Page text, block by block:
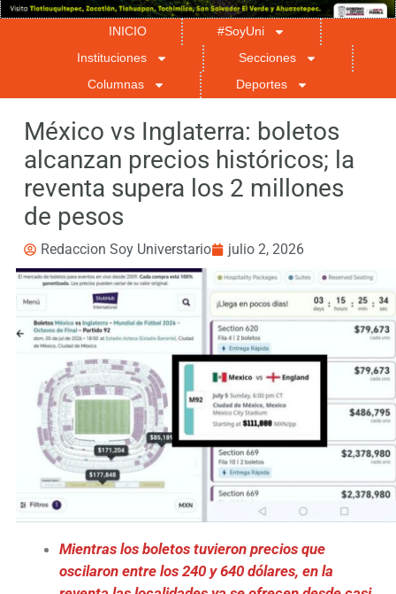
INICIO
#SoyUni
Instituciones
Secciones
Columnas
Deportes
México vs Inglaterra: boletos
alcanzan precios históricos; la
reventa supera los 2 millones
de pesos
Redaccion Soy Universtario julio 2, 2026
Mientras los boletos tuvieron precios que
oscilaron entre los 240 y 640 dólares, en la